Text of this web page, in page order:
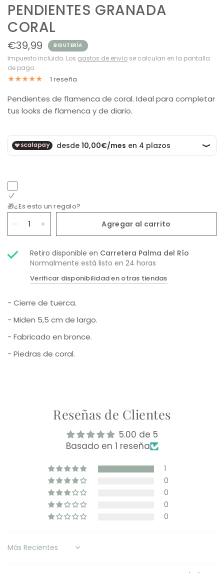
PENDIENTES GRANADA
CORAL
€39,99 BISUTERÍA
Impuesto incluido. Los gastos de envío se calculan en la pantalla
de pago.
1 reseña
Pendientes de flamenca de coral. Ideal para completar
tus looks de flamenca y de diario.
🎁¿Es esto un regalo?
Agregar al carrito
Retiro disponible en Carretera Palma del Río
Normalmente está listo en 24 horas
Verificar disponibilidad en otras tiendas
- Cierre de tuerca.
- Miden 5,5 cm de largo.
- Fabricado en bronce.
- Piedras de coral.
Reseñas de Clientes
5.00 de 5
Basado en 1 reseña
1
0
0
0
0
Sort by